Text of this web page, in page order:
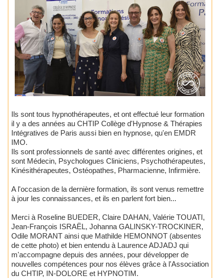
Ils sont tous hypnothérapeutes, et ont effectué leur formation
il y a des années au CHTIP Collège d'Hypnose & Thérapies
Intégratives de Paris aussi bien en hypnose, qu'en EMDR
IMO.
Ils sont professionnels de santé avec différentes origines, et
sont Médecin, Psychologues Cliniciens, Psychothérapeutes,
Kinésithérapeutes, Ostéopathes, Pharmacienne, Infirmière.
A l'occasion de la dernière formation, ils sont venus remettre
à jour les connaissances, et ils en parlent fort bien...
Merci à Roseline BUEDER, Claire DAHAN, Valérie TOUATI,
Jean-François ISRAËL, Johanna GALINSKY-TROCKINER,
Odile MORANT ainsi que Mathilde HEMONNOT (absentes
de cette photo) et bien entendu à Laurence ADJADJ qui
m'accompagne depuis des années, pour développer de
nouvelles compétences pour nos élèves grâce à l'Association
du CHTIP, IN-DOLORE et HYPNOTIM.